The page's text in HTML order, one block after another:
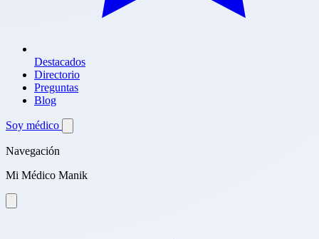
Destacados
Directorio
Preguntas
Blog
Soy médico
Navegación
Mi Médico Manik